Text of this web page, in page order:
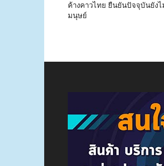
ค้างคาวไทย ยืนยันปัจจุบันยัง
มนุษย์